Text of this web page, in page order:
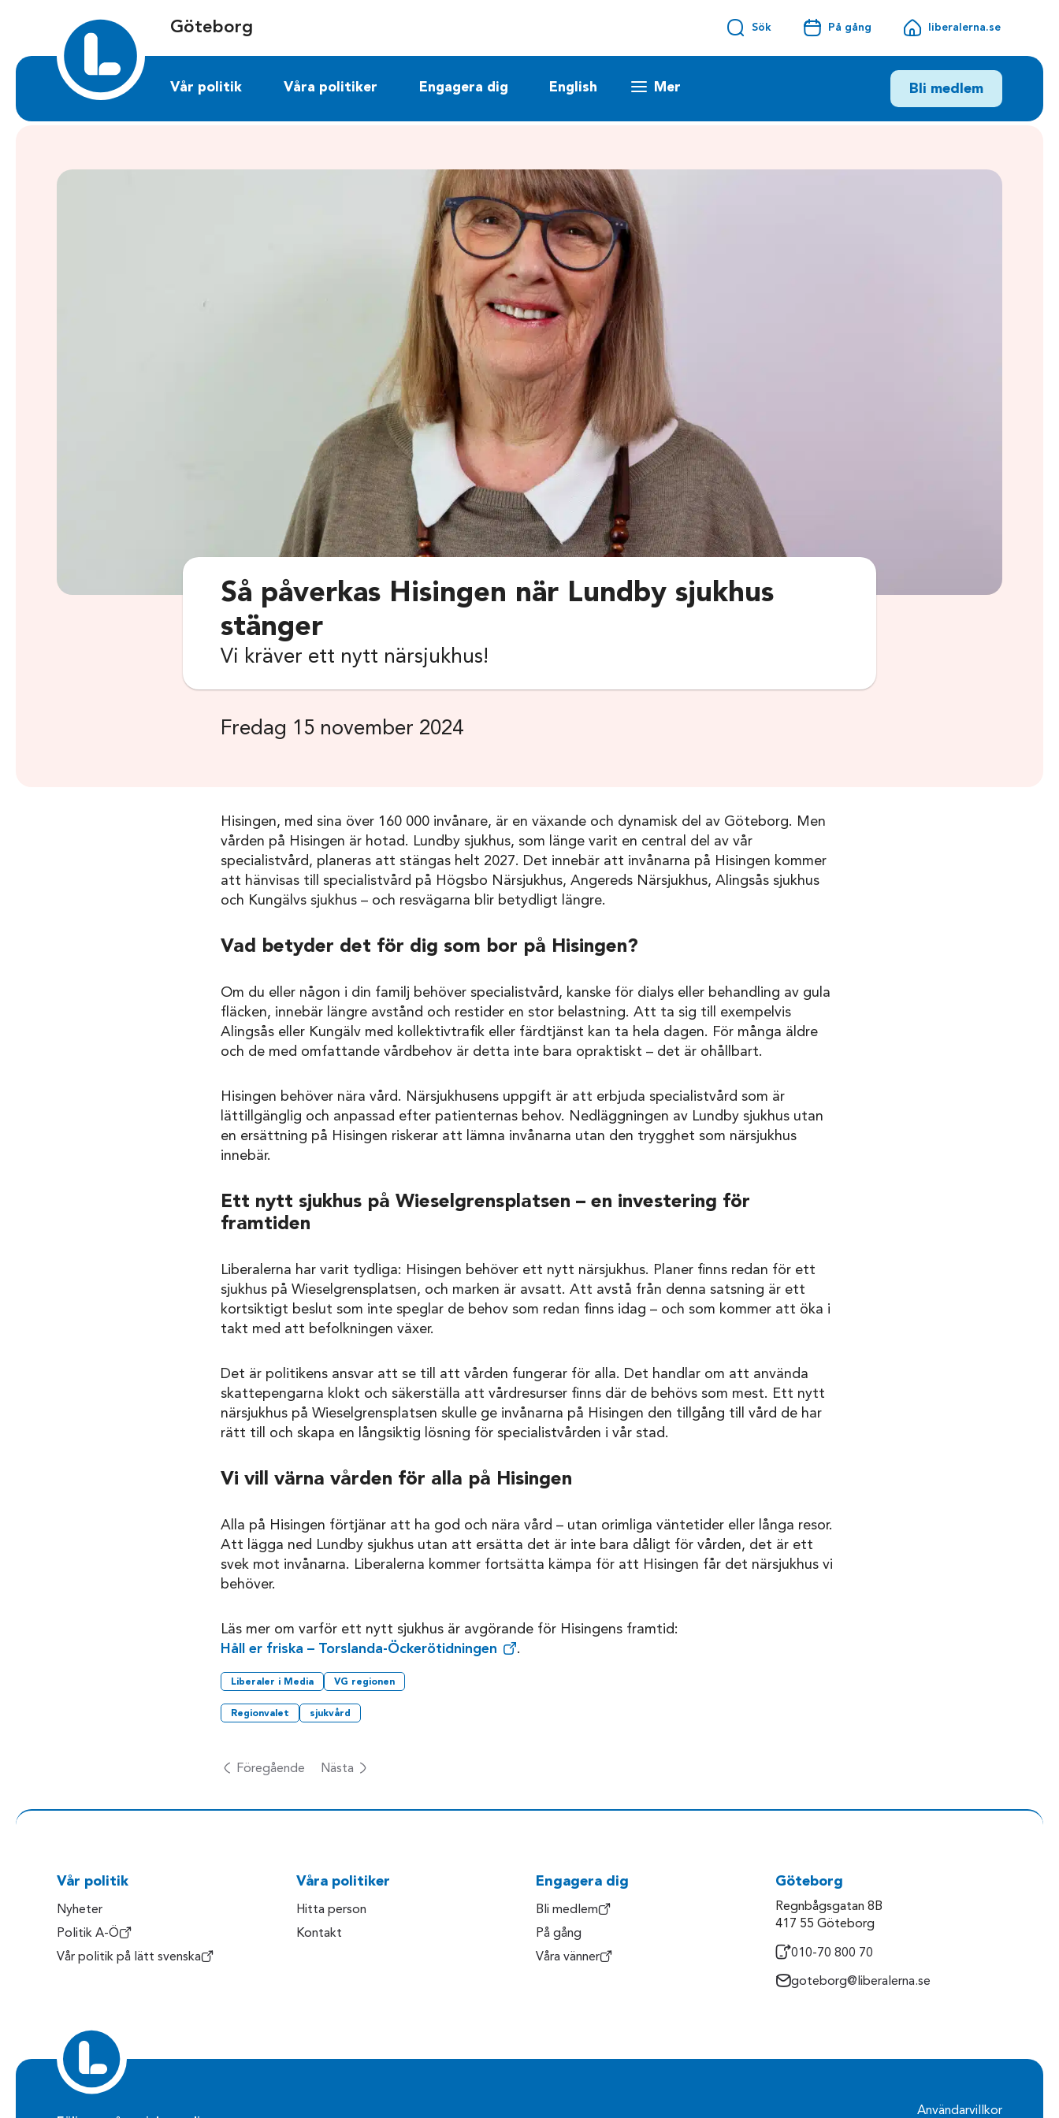
Göteborg Sök På gång liberalerna.se
Vår politik Våra politiker Engagera dig English Mer Bli medlem
Så påverkas Hisingen när Lundby sjukhus
stänger
Vi kräver ett nytt närsjukhus!
Fredag 15 november 2024
Hisingen, med sina över 160 000 invånare, är en växande och dynamisk del av Göteborg. Men
vården på Hisingen är hotad. Lundby sjukhus, som länge varit en central del av vår
specialistvård, planeras att stängas helt 2027. Det innebär att invånarna på Hisingen kommer
att hänvisas till specialistvård på Högsbo Närsjukhus, Angereds Närsjukhus, Alingsås sjukhus
och Kungälvs sjukhus – och resvägarna blir betydligt längre.
Vad betyder det för dig som bor på Hisingen?
Om du eller någon i din familj behöver specialistvård, kanske för dialys eller behandling av gula
fläcken, innebär längre avstånd och restider en stor belastning. Att ta sig till exempelvis
Alingsås eller Kungälv med kollektivtrafik eller färdtjänst kan ta hela dagen. För många äldre
och de med omfattande vårdbehov är detta inte bara opraktiskt – det är ohållbart.
Hisingen behöver nära vård. Närsjukhusens uppgift är att erbjuda specialistvård som är
lättillgänglig och anpassad efter patienternas behov. Nedläggningen av Lundby sjukhus utan
en ersättning på Hisingen riskerar att lämna invånarna utan den trygghet som närsjukhus
innebär.
Ett nytt sjukhus på Wieselgrensplatsen – en investering för
framtiden
Liberalerna har varit tydliga: Hisingen behöver ett nytt närsjukhus. Planer finns redan för ett
sjukhus på Wieselgrensplatsen, och marken är avsatt. Att avstå från denna satsning är ett
kortsiktigt beslut som inte speglar de behov som redan finns idag – och som kommer att öka i
takt med att befolkningen växer.
Det är politikens ansvar att se till att vården fungerar för alla. Det handlar om att använda
skattepengarna klokt och säkerställa att vårdresurser finns där de behövs som mest. Ett nytt
närsjukhus på Wieselgrensplatsen skulle ge invånarna på Hisingen den tillgång till vård de har
rätt till och skapa en långsiktig lösning för specialistvården i vår stad.
Vi vill värna vården för alla på Hisingen
Alla på Hisingen förtjänar att ha god och nära vård – utan orimliga väntetider eller långa resor.
Att lägga ned Lundby sjukhus utan att ersätta det är inte bara dåligt för vården, det är ett
svek mot invånarna. Liberalerna kommer fortsätta kämpa för att Hisingen får det närsjukhus vi
behöver.
Läs mer om varför ett nytt sjukhus är avgörande för Hisingens framtid:
Håll er friska – Torslanda-Öckerötidningen
.
Liberaler i Media VG regionen
Regionvalet sjukvård
Föregående Nästa
Vår politik
Nyheter
Politik A-Ö
Vår politik på lätt svenska
Våra politiker
Hitta person
Kontakt
Engagera dig
Bli medlem
På gång
Våra vänner
Göteborg
Regnbågsgatan 8B
417 55 Göteborg
010-70 800 70
goteborg@liberalerna.se
Användarvillkor